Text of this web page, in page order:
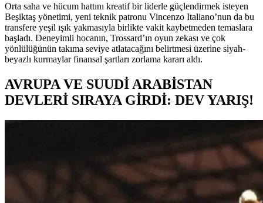
Orta saha ve hücum hattını kreatif bir liderle güçlendirmek isteyen
Beşiktaş yönetimi, yeni teknik patronu Vincenzo Italiano’nun da bu
transfere yeşil ışık yakmasıyla birlikte vakit kaybetmeden temaslara
başladı. Deneyimli hocanın, Trossard’ın oyun zekası ve çok
yönlülüğünün takıma seviye atlatacağını belirtmesi üzerine siyah-
beyazlı kurmaylar finansal şartları zorlama kararı aldı.
AVRUPA VE SUUDİ ARABİSTAN
DEVLERİ SIRAYA GİRDİ: DEV YARIŞ!